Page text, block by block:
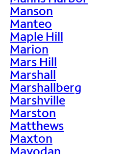
Manson
Manteo
Maple Hill
Marion
Mars Hill
Marshall
Marshallberg
Marshville
Marston
Matthews
Maxton
Mayodan